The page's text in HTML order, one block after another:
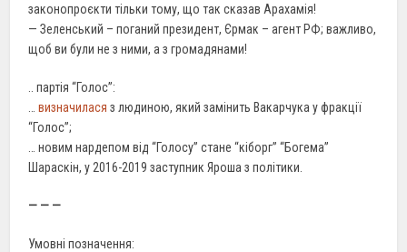
законопроєкти тільки тому, що так сказав Арахамія!
— Зеленський – поганий президент, Єрмак – агент РФ; важливо,
щоб ви були не з ними, а з громадянами!
.. партія “Голос”:
…визначилася з людиною, який замінить Вакарчука у фракції
“Голос”;
… новим нардепом від “Голосу” стане “кіборг” “Богема”
Шараскін, у 2016-2019 заступник Яроша з політики.
— — —
Умовні позначення: